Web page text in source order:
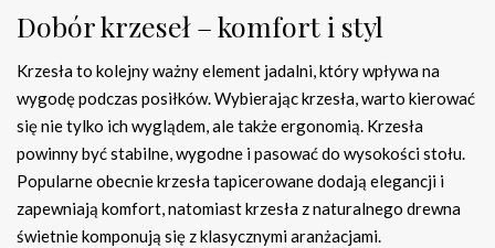
Dobór krzeseł – komfort i styl
Krzesła to kolejny ważny element jadalni, który wpływa na
wygodę podczas posiłków. Wybierając krzesła, warto kierować
się nie tylko ich wyglądem, ale także ergonomią. Krzesła
powinny być stabilne, wygodne i pasować do wysokości stołu.
Popularne obecnie krzesła tapicerowane dodają elegancji i
zapewniają komfort, natomiast krzesła z naturalnego drewna
świetnie komponują się z klasycznymi aranżacjami.